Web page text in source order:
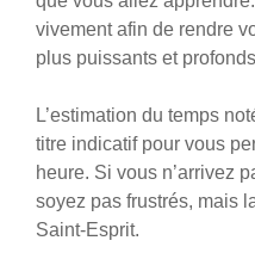
vivement afin de rendre
plus puissants et
L’estimation du temps
titre indicatif pour vous
heure. Si vous n’arrivez
soyez pas frustrés, mais
Saint-Esprit.